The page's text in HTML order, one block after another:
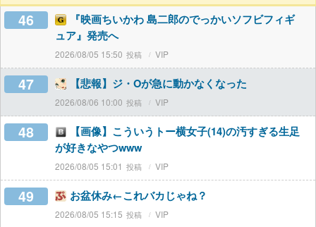
46
『映画ちいかわ 島二郎のでっかいソフビフィギ
ュア』発売へ
2026/08/05 15:50 VIP
47 【悲報】ジ・Oが急に動かなくなった
2026/08/06 10:00 VIP
48
【画像】こういうトー横女子(14)の汚すぎる生足
が好きなやつwww
2026/08/05 15:01 VIP
49 お盆休み←これバカじゃね？
2026/08/05 15:15 VIP